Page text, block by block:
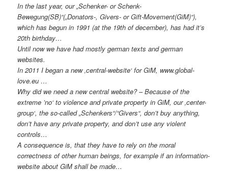
In the last year, our „Schenker- or Schenk-
Bewegung(SB)“(„Donators-, Givers- or Gift-Movement(GiM)“),
which has begun in 1991 (at the 19th of december), has had it’s
20th birthday…
Until now we have had mostly german texts and german
websites.
In 2011 I began a new ‚central-website‘ for GiM, www.global-
love.eu …
Why did we need a new central website? – Because of the
extreme ’no‘ to violence and private property in GiM, our ‚center-
group‘, the so-called „Schenkers“/“Givers“, don’t buy anything,
don’t have any private property, and don’t use any violent
controls…
A consequence is, that they have to rely on the moral
correctness of other human beings, for example if an information-
website about GiM shall be made…